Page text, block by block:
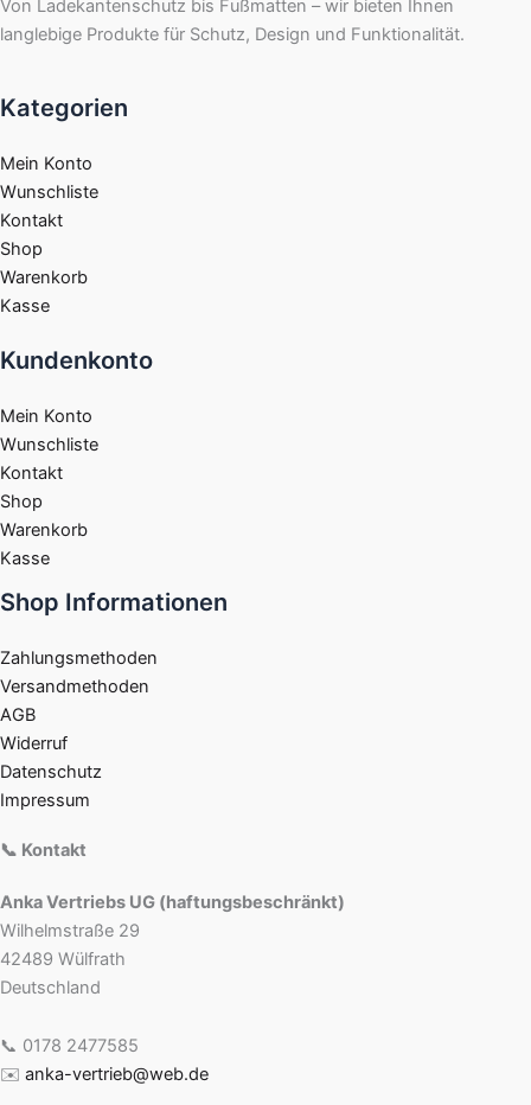
Von Ladekantenschutz bis Fußmatten – wir bieten Ihnen
langlebige Produkte für Schutz, Design und Funktionalität.
Kategorien
Mein Konto
Wunschliste
Kontakt
Shop
Warenkorb
Kasse
Kundenkonto
Mein Konto
Wunschliste
Kontakt
Shop
Warenkorb
Kasse
Shop Informationen
Zahlungsmethoden
Versandmethoden
AGB
Widerruf
Datenschutz
Impressum
📞 Kontakt
Anka Vertriebs UG (haftungsbeschränkt)
Wilhelmstraße 29
42489 Wülfrath
Deutschland
📞 0178 2477585
✉️ anka-vertrieb@web.de